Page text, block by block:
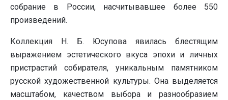
собрание в России, насчитывавшее более 550
произведений.
Коллекция Н. Б. Юсупова явилась блестящим
выражением эстетического вкуса эпохи и личных
пристрастий собирателя, уникальным памятником
русской художественной культуры. Она выделяется
масштабом, качеством выбора и разнообразием